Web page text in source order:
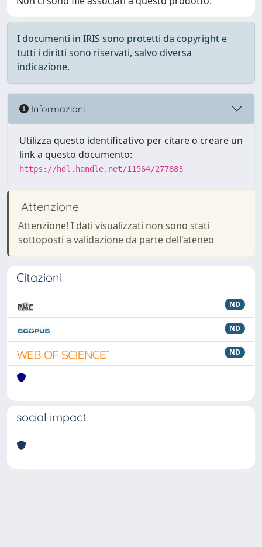
I documenti in IRIS sono protetti da copyright e
tutti i diritti sono riservati, salvo diversa
indicazione.
Informazioni
Utilizza questo identificativo per citare o creare un
link a questo documento:
https://hdl.handle.net/11564/277883
Attenzione
Attenzione! I dati visualizzati non sono stati
sottoposti a validazione da parte dell'ateneo
Citazioni
ND
ND
ND
social impact